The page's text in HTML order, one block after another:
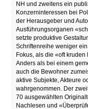
NH und zweitens ein
Konzerninteressen bei
der Herausgeber und
Ausführungsorganen
setzte produktive
Schriftenreihe weniger
Fokus, als die «oft
Anders als bei einem
auch die Bewohner
aktive Subjekte, Akteure
wahrgenommen. Der
70 ausgewählten
Nachlesen und